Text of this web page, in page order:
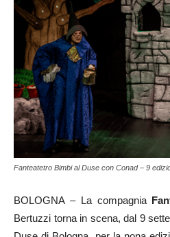
Fanteatetro Bimbi al Duse con Conad – 9
BOLOGNA – La compagnia
Bertuzzi torna in scena, dal 9